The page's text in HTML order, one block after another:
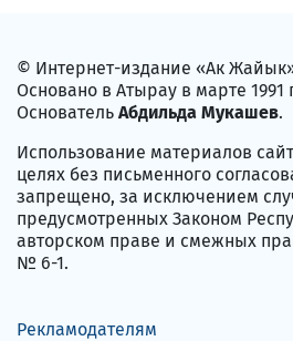
© Интернет-издание «Ак
Основано в Атырау в марте 1991
Основатель Абдильда Мукашев.
Использование материалов
целях без письменного
запрещено, за исключением
предусмотренных Законом
авторском праве и смежных
№ 6-1.
Рекламодателям